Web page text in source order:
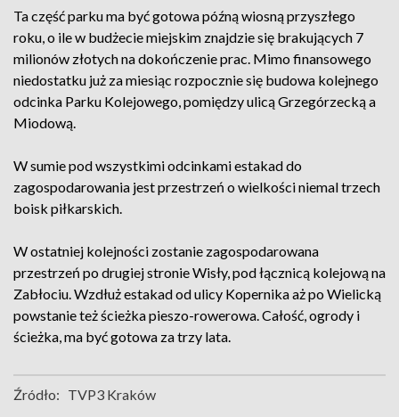
Ta część parku ma być gotowa późną wiosną przyszłego
roku, o ile w budżecie miejskim znajdzie się brakujących 7
milionów złotych na dokończenie prac. Mimo finansowego
niedostatku już za miesiąc rozpocznie się budowa kolejnego
odcinka Parku Kolejowego, pomiędzy ulicą Grzegórzecką a
Miodową.
W sumie pod wszystkimi odcinkami estakad do
zagospodarowania jest przestrzeń o wielkości niemal trzech
boisk piłkarskich.
W ostatniej kolejności zostanie zagospodarowana
przestrzeń po drugiej stronie Wisły, pod łącznicą kolejową na
Zabłociu. Wzdłuż estakad od ulicy Kopernika aż po Wielicką
powstanie też ścieżka pieszo-rowerowa. Całość, ogrody i
ścieżka, ma być gotowa za trzy lata.
Źródło: TVP3 Kraków